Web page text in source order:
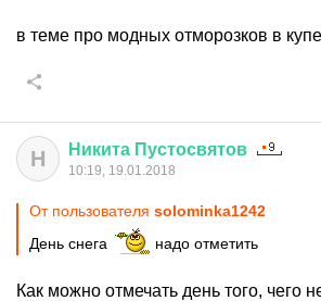
в теме про модных отморозков в
Н Никита Пустосвятов
10:19, 19.01.2018
От пользователя solominka1242
День снега
надо отметить
Как можно отмечать день того, чего